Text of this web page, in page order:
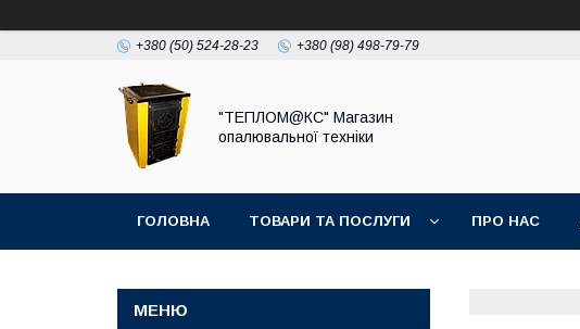
+380 (50) 524-28-23 +380 (98) 498-79-79
"ТЕПЛОМ@КС" Магазин
опалювальної техніки
ГОЛОВНА ТОВАРИ ТА ПОСЛУГИ ПРО НАС